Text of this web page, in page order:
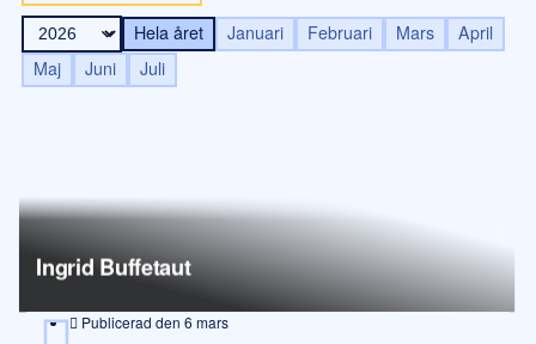
Hela året
Januari Februari Mars
April
Maj
Juni Juli
Ingrid Buffetaut
Publicerad den 6 mars